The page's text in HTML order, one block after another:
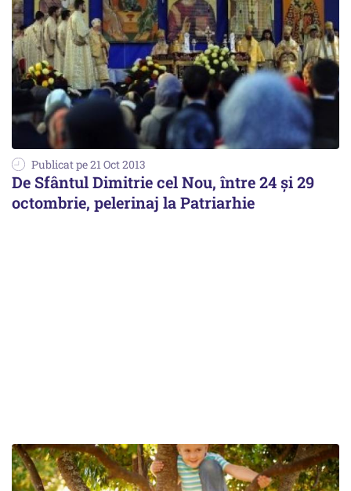
Publicat pe 21 Oct 2013
De Sfântul Dimitrie cel Nou, între 24 și 29
octombrie, pelerinaj la Patriarhie